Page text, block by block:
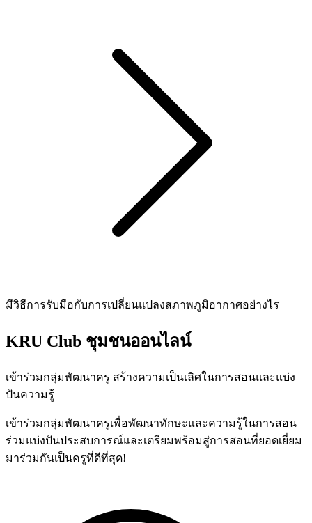
มีวิธีการรับมือกับการเปลี่ยนแปลงสภาพภูมิอากาศอย่างไร
KRU Club ชุมชนออนไลน์
เข้าร่วมกลุ่มพัฒนาครู สร้างความเป็นเลิศในการสอนและแบ่ง
ปันความรู้
เข้าร่วมกลุ่มพัฒนาครูเพื่อพัฒนาทักษะและความรู้ในการสอน
ร่วมแบ่งปันประสบการณ์และเตรียมพร้อมสู่การสอนที่ยอดเยี่ยม
มาร่วมกันเป็นครูที่ดีที่สุด!